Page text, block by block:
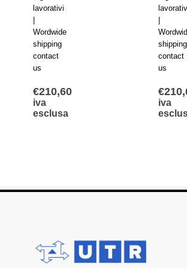
lavorativi
Wordwide
shipping
contact
us
€210,60
iva
esclusa
shipping
contact
us
€
iva